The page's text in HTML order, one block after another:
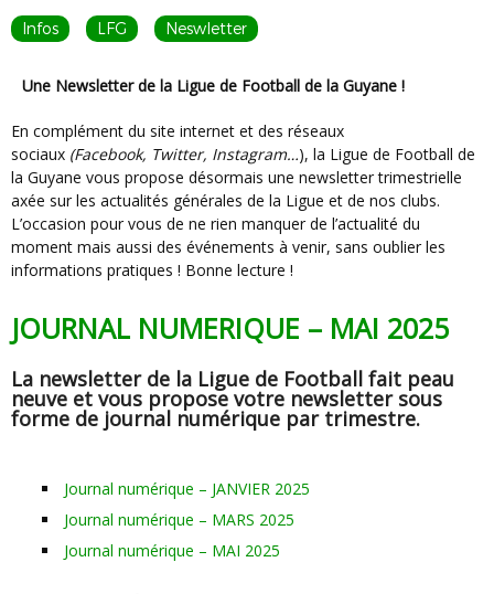
Infos LFG Neswletter
Une Newsletter de la Ligue de Football de la Guyane !
En complément du site internet et des réseaux
sociaux (Facebook, Twitter, Instagram…), la Ligue de Football de
la Guyane vous propose désormais une newsletter trimestrielle
axée sur les actualités générales de la Ligue et de nos clubs.
L’occasion pour vous de ne rien manquer de l’actualité du
moment mais aussi des événements à venir, sans oublier les
informations pratiques ! Bonne lecture !
JOURNAL NUMERIQUE – MAI 2025
La newsletter de la Ligue de Football fait peau
neuve et vous propose votre newsletter sous
forme de journal numérique par trimestre.
Journal numérique – JANVIER 2025
Journal numérique – MARS 2025
Journal numérique – MAI 2025